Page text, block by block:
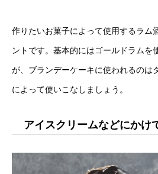
作りたいお菓子によって使用するラム
ントです。基本的にはゴールドラムを
が、ブランデーケーキに使われるのは
によって使いこなしましょう。
アイスクリームなどにかけ